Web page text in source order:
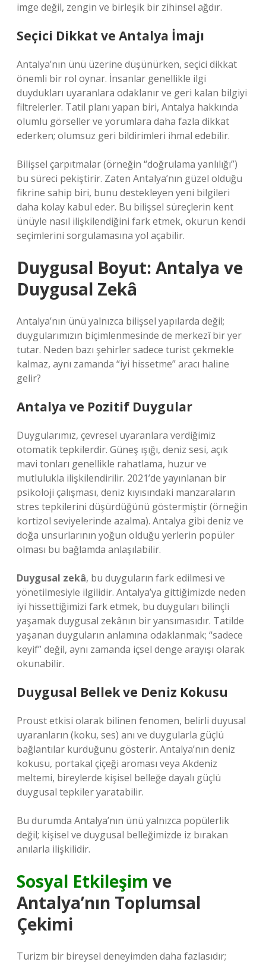
imge değil, zengin ve birleşik bir zihinsel ağdır.
Seçici Dikkat ve Antalya İmajı
Antalya’nın ünü üzerine düşünürken, seçici dikkat
önemli bir rol oynar. İnsanlar genellikle ilgi
duydukları uyaranlara odaklanır ve geri kalan bilgiyi
filtrelerler. Tatil planı yapan biri, Antalya hakkında
olumlu görseller ve yorumlara daha fazla dikkat
ederken; olumsuz geri bildirimleri ihmal edebilir.
Bilişsel çarpıtmalar (örneğin “doğrulama yanlılığı”)
bu süreci pekiştirir. Zaten Antalya’nın güzel olduğu
fikrine sahip biri, bunu destekleyen yeni bilgileri
daha kolay kabul eder. Bu bilişsel süreçlerin kent
ünüyle nasıl ilişkilendiğini fark etmek, okurun kendi
seçimlerini sorgulamasına yol açabilir.
Duygusal Boyut: Antalya ve
Duygusal Zekâ
Antalya’nın ünü yalnızca bilişsel yapılarda değil;
duygularımızın biçimlenmesinde de merkezî bir yer
tutar. Neden bazı şehirler sadece turist çekmekle
kalmaz, aynı zamanda “iyi hissetme” aracı haline
gelir?
Antalya ve Pozitif Duygular
Duygularımız, çevresel uyaranlara verdiğimiz
otomatik tepkilerdir. Güneş ışığı, deniz sesi, açık
mavi tonları genellikle rahatlama, huzur ve
mutlulukla ilişkilendirilir. 2021’de yayınlanan bir
psikoloji çalışması, deniz kıyısındaki manzaraların
stres tepkilerini düşürdüğünü göstermiştir (örneğin
kortizol seviyelerinde azalma). Antalya gibi deniz ve
doğa unsurlarının yoğun olduğu yerlerin popüler
olması bu bağlamda anlaşılabilir.
Duygusal zekâ, bu duyguların fark edilmesi ve
yönetilmesiyle ilgilidir. Antalya’ya gittiğimizde neden
iyi hissettiğimizi fark etmek, bu duyguları bilinçli
yaşamak duygusal zekânın bir yansımasıdır. Tatilde
yaşanan duyguların anlamına odaklanmak; “sadece
keyif” değil, aynı zamanda içsel denge arayışı olarak
okunabilir.
Duygusal Bellek ve Deniz Kokusu
Proust etkisi olarak bilinen fenomen, belirli duyusal
uyaranların (koku, ses) anı ve duygularla güçlü
bağlantılar kurduğunu gösterir. Antalya’nın deniz
kokusu, portakal çiçeği aroması veya Akdeniz
meltemi, bireylerde kişisel belleğe dayalı güçlü
duygusal tepkiler yaratabilir.
Bu durumda Antalya’nın ünü yalnızca popülerlik
değil; kişisel ve duygusal belleğimizde iz bırakan
anılarla ilişkilidir.
Sosyal Etkileşim ve
Antalya’nın Toplumsal
Çekimi
Turizm bir bireysel deneyimden daha fazlasıdır;